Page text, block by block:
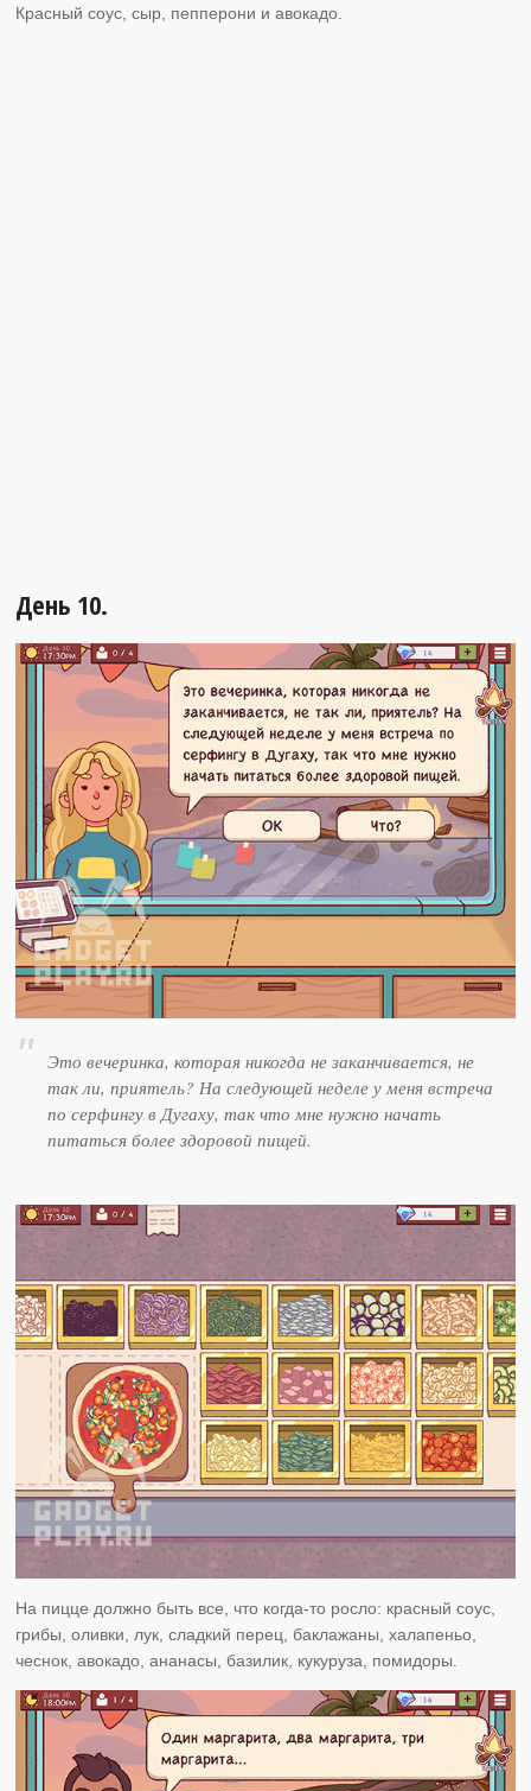
Красный соус, сыр, пепперони и авокадо.
День 10.
Это вечеринка, которая никогда не заканчивается, не
так ли, приятель? На следующей неделе у меня встреча
по серфингу в Дугаху, так что мне нужно начать
питаться более здоровой пищей.
На пицце должно быть все, что когда-то росло: красный соус,
грибы, оливки, лук, сладкий перец, баклажаны, халапеньо,
чеснок, авокадо, ананасы, базилик, кукуруза, помидоры.